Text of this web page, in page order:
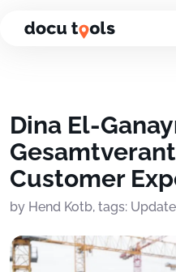
Dina El-
Customer
by Hend Kotb, tags: